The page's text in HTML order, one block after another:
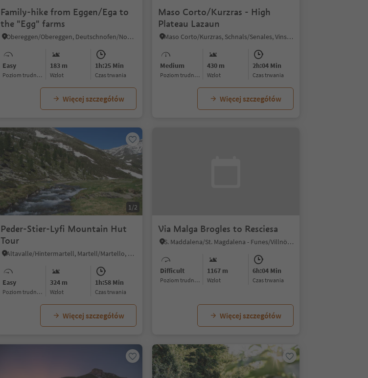
Family-hike from Eggen/Ega to
the "Egg" farms
Obereggen/Obereggen, Deutschnofen/Nova Ponente, Dolomites Region Eggental
Easy
Poziom trudności
183 m
Wzlot
1h:25 Min
czas trwania
Więcej szczegółów
Maso Corto/Kurzras - High
Plateau Lazaun
Maso Corto/Kurzras, Schnals/Senales, Vinschgau/Val Venosta
Medium
Poziom trudności
430 m
Wzlot
2h:04 Min
czas trwania
Więcej szczegółów
1/2
Peder-Stier-Lyfi Mountain Hut
Tour
Altavalle/Hintermartell, Martell/Martello, Vinschgau/Val Venosta
Easy
Poziom trudności
324 m
Wzlot
1h:58 Min
czas trwania
Więcej szczegółów
Via Malga Brogles to Resciesa
S. Maddalena/St. Magdalena - Funes/Villnöss, Villnöss/Funes, Dolomites Region Lüsen Villnöss
Difficult
Poziom trudności
1167 m
Wzlot
6h:04 Min
czas trwania
Więcej szczegółów